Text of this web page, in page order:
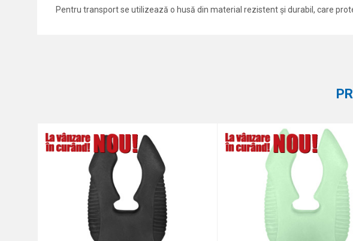
Pentru transport se utilizează o husă din material rezistent și durabil, care
Protectie anti-spam - calculeaza 9 - 4 :